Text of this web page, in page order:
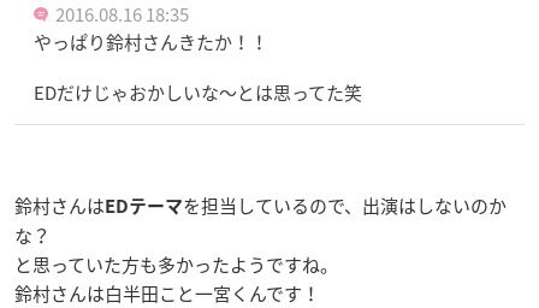
2016.08.16 18:35
やっぱり鈴村さんきたか！！
EDだけじゃおかしいな〜とは思ってた笑
鈴村さんはEDテーマを担当しているので、出演はしないのか
な？
と思っていた方も多かったようですね。
鈴村さんは白半田こと一宮くんです！